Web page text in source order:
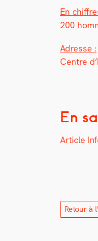
En
200
Adresse :
Cen­tre
En
Arti­cle
Retour à